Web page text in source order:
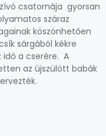
csatornája gyorsan
száraz
köszönhetően
sárgából kékre
idő a cserére. A
az újszülött babák